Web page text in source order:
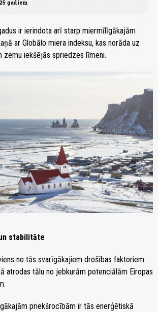
gadiem
ir ierindota arī starp miermīlīgākajām
ar Globālo miera indeksu, kas norāda uz
zemu iekšējās spriedzes līmeni.
stabilitāte
no tās svarīgākajiem drošības faktoriem:
atrodas tālu no jebkurām potenciālām Eiropas
priekšrocībām ir tās enerģētiskā